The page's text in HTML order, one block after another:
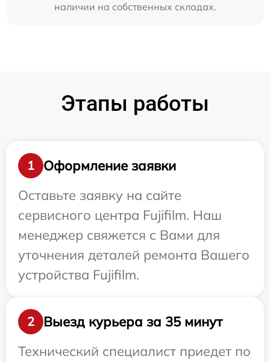
наличии на собственных складах.
Этапы работы
1
Оформление заявки
Оставьте заявку на сайте
сервисного центра Fujifilm. Наш
менеджер свяжется с Вами для
уточнения деталей ремонта Вашего
устройства Fujifilm.
2
Выезд курьера за 35 минут
Технический специалист приедет по